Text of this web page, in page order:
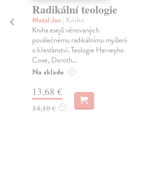
Radikální teologie
Motal Jan | Kniha
Kniha esejů věnovaných
poválečnému radikálnímu myšlení
o křesťanství. Teologie Harveyho
Coxe, Doroth...
Na sklade ?
13,68 €
14,10 € ?